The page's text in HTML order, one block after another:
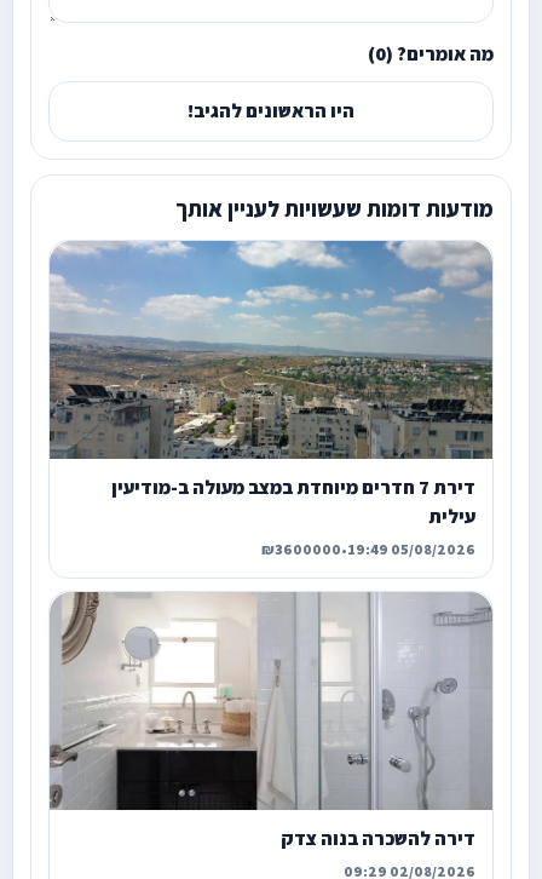
מה אומרים? (0)
היו הראשונים להגיב!
מודעות דומות שעשויות לעניין אותך
דירת 7 חדרים מיוחדת במצב מעולה ב-מודיעין
עילית
05/08/2026 19:49
•
₪3600000
דירה להשכרה בנוה צדק
02/08/2026 09:29